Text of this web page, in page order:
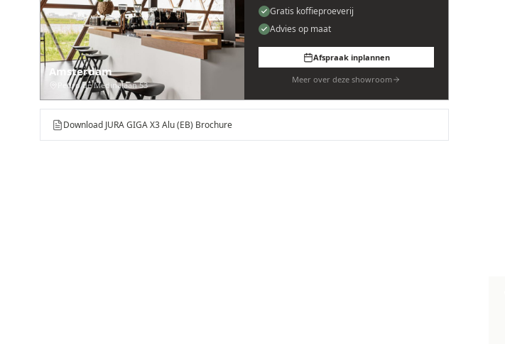
Amsterdam
Pedro de Medinalaan 53
Gratis koffieproeverij
Advies op maat
Afspraak inplannen
Meer over deze showroom
Download JURA GIGA X3 Alu (EB) Brochure